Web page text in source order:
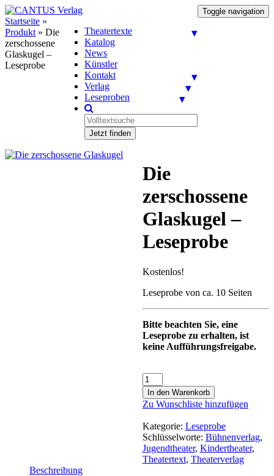
Toggle navigation
Theatertexte
Katalog
News
Künstler
Kontakt
Verlag
Leseproben
Jetzt finden
Startseite »
Produkt » Die
zerschossene
Glaskugel –
Leseprobe
Die
zerschossene
Glaskugel –
Leseprobe
Kostenlos!
Leseprobe von ca. 10 Seiten
Bitte beachten Sie, eine
Leseprobe zu erhalten, ist
keine Aufführungsfreigabe.
In den Warenkorb
Zu Wunschliste hinzufügen
Kategorie: Leseprobe
Schlüsselworte: Bühnenverlag,
Jugendtheater, Kindertheater,
Theatertext, Theaterverlag
Beschreibung